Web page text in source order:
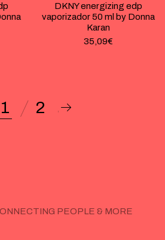
DKNY energizing edp
vaporizador 50 ml by Donna
Karan
35,09€
1 2
PEOPLE & MORE